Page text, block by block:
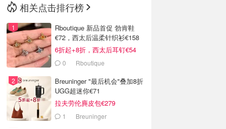
相关点击排行榜
Rboutique 新品首促 勃肯鞋
€72，西太后温柔针织衫€158
6折起+8折，西太后耳钉€54
0 Rboutique
Breuninger "最后机会"叠加8折
UGG超迷你€71
拉夫劳伦麂皮包€279
1 Breuninger